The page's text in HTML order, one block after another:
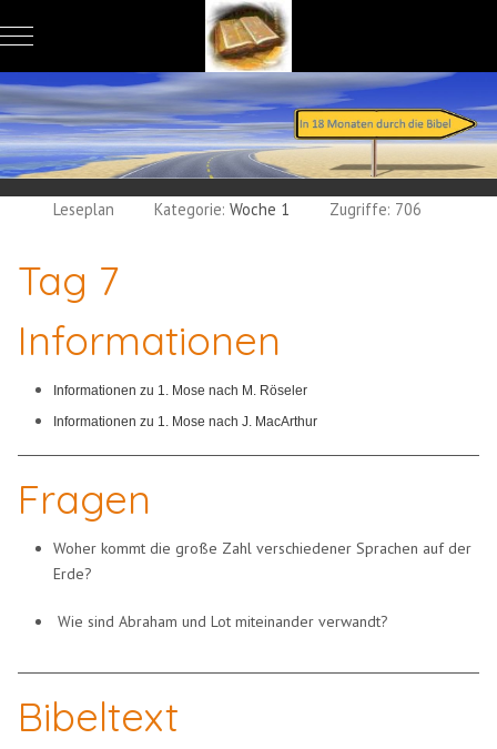
Mobile Menu Toggle
Leseplan Kategorie:Woche 1 Zugriffe: 706
Tag 7
Informationen
Informationen zu 1. Mose nach M. Röseler
Informationen zu 1. Mose nach J. MacArthur
Fragen
Woher kommt die große Zahl verschiedener Sprachen auf der
Erde?
Wie sind Abraham und Lot miteinander verwandt?
Bibeltext